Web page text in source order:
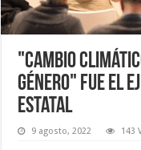
"Cambio
género" fue el
estatal
9 agosto, 2022 143